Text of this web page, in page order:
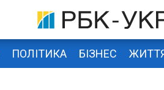
ПОЛІТИКА БІЗНЕС